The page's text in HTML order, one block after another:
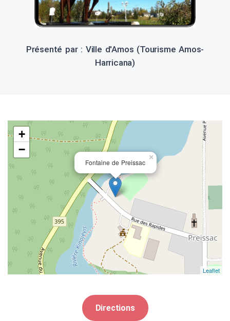
Présenté par : Ville d'Amos (Tourisme Amos-
Harricana)
Fontaine de Preissac
×
+
−
Leaflet
Directions